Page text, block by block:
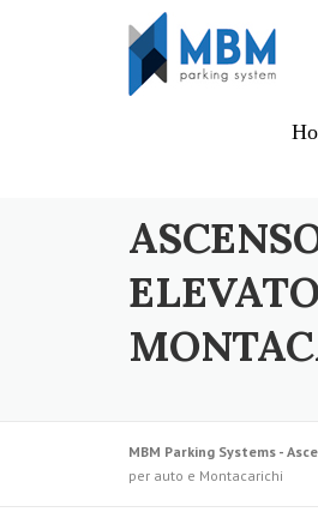
MBM Parking Systems -
per auto e Montacarichi